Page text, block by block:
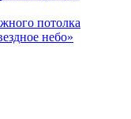
потолка
небо»